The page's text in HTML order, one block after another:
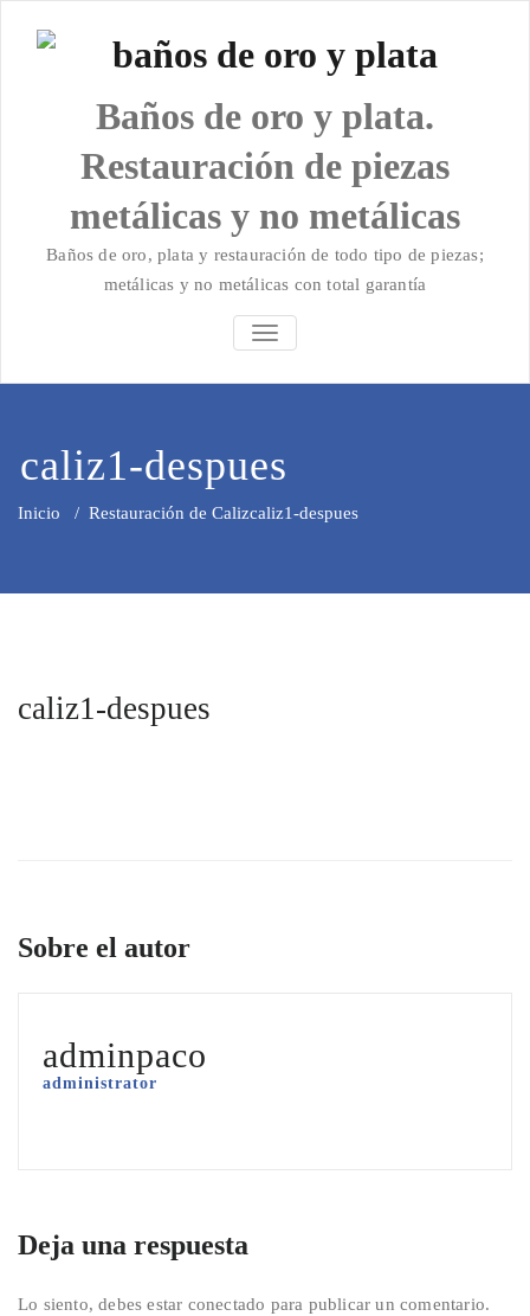
Baños de oro y plata.
Restauración de piezas
metálicas y no metálicas
Baños de oro, plata y restauración de todo tipo de piezas;
metálicas y no metálicas con total garantía
ALTERNAR
LA
caliz1-despues
Inicio / Restauración de Calizcaliz1-despues
caliz1-despues
Sobre el autor
adminpaco
administrator
Deja una respuesta
Lo siento, debes estar conectado para publicar un comentario.